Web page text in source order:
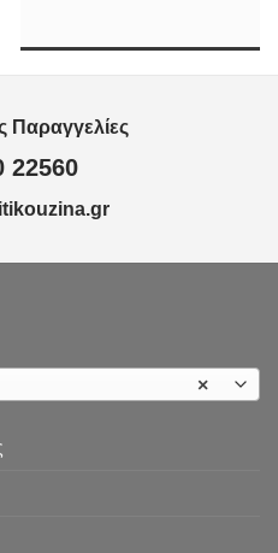
Παραγγελίες
22560
×